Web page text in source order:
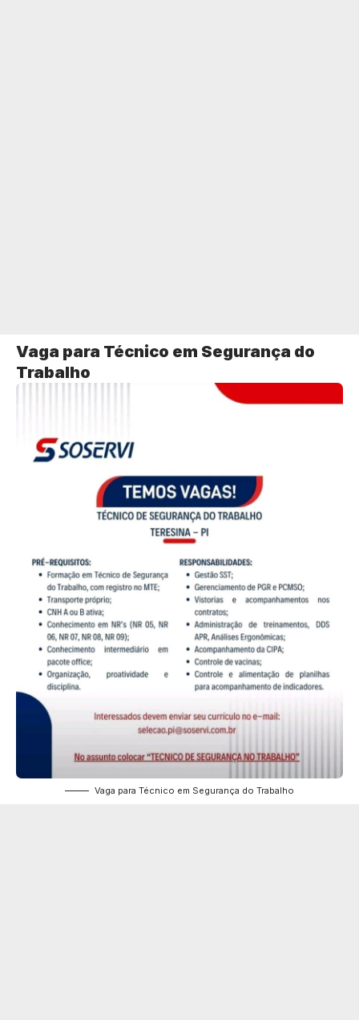
Vaga para Técnico em Segurança do
Trabalho
Vaga para Técnico em Segurança do Trabalho